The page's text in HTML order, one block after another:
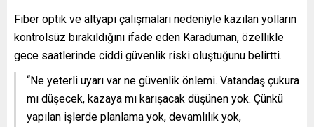
Fiber optik ve altyapı çalışmaları nedeniyle kazılan yolların
kontrolsüz bırakıldığını ifade eden Karaduman, özellikle
gece saatlerinde ciddi güvenlik riski oluştuğunu belirtti.
“Ne yeterli uyarı var ne güvenlik önlemi. Vatandaş çukura
mı düşecek, kazaya mı karışacak düşünen yok. Çünkü
yapılan işlerde planlama yok, devamlılık yok,